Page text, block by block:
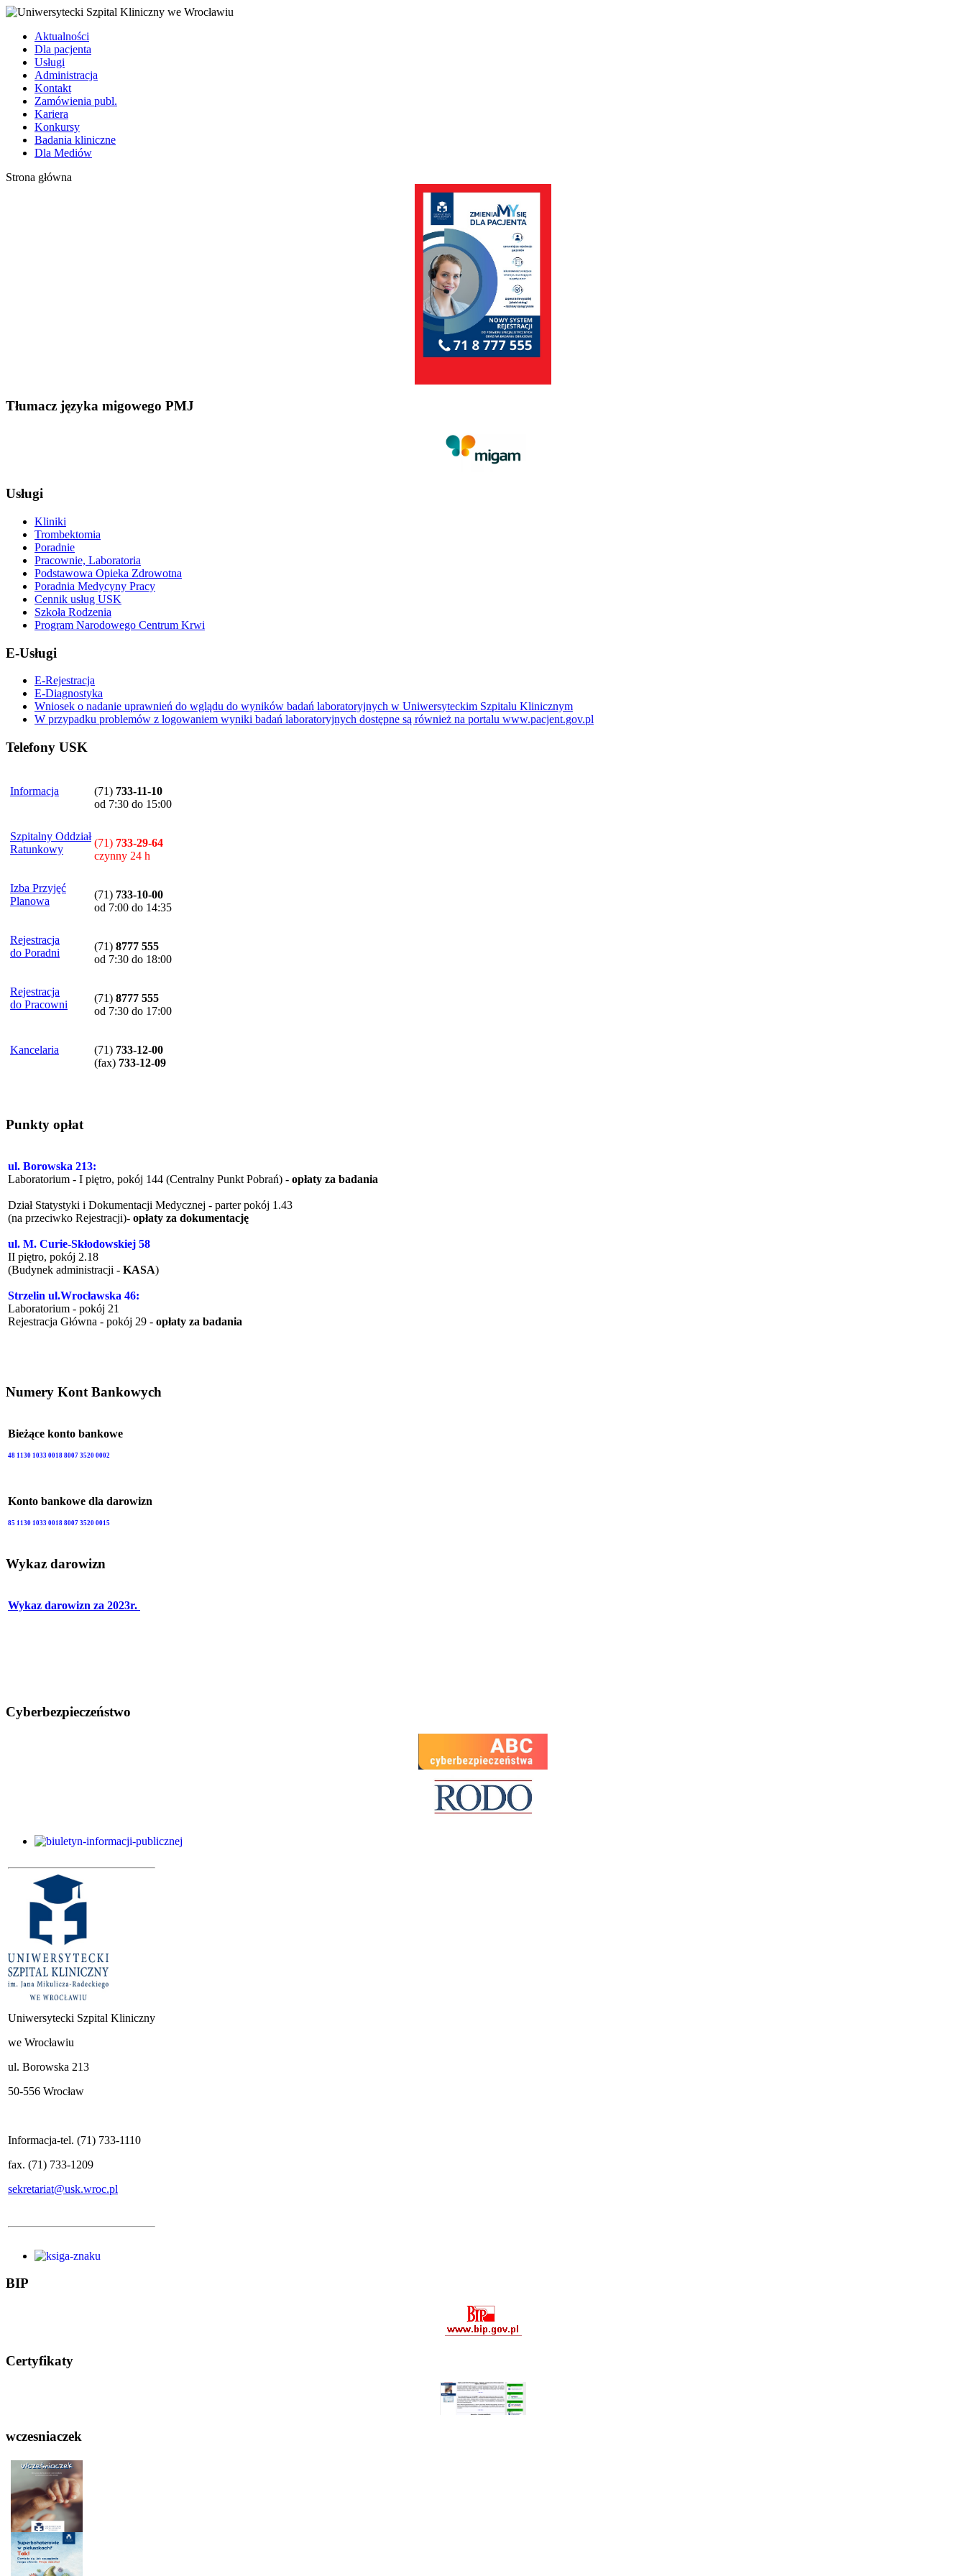
Aktualności
Dla pacjenta
Usługi
Administracja
Kontakt
Zamówienia publ.
Kariera
Konkursy
Badania kliniczne
Dla Mediów
Strona główna
Tłumacz języka migowego PMJ
Usługi
Kliniki
Trombektomia
Poradnie
Pracownie, Laboratoria
Podstawowa Opieka Zdrowotna
Poradnia Medycyny Pracy
Cennik usług USK
Szkoła Rodzenia
Program Narodowego Centrum Krwi
E-Usługi
E-Rejestracja
E-Diagnostyka
Wniosek o nadanie uprawnień do wglądu do wyników badań laboratoryjnych w Uniwersyteckim Szpitalu Klinicznym
W przypadku problemów z logowaniem wyniki badań laboratoryjnych dostępne są również na portalu www.pacjent.gov.pl
Telefony USK
Informacja (71) 733-11-10
od 7:30 do 15:00
Szpitalny Oddział
Ratunkowy
(71) 733-29-64
czynny 24 h
Izba Przyjęć
Planowa
(71) 733-10-00
od 7:00 do 14:35
Rejestracja
do Poradni
(71) 8777 555
od 7:30 do 18:00
Rejestracja
do Pracowni
(71) 8777 555
od 7:30 do 17:00
Kancelaria (71) 733-12-00
(fax) 733-12-09
Punkty opłat
ul. Borowska 213:
Laboratorium - I piętro, pokój 144 (Centralny Punkt Pobrań) - opłaty za badania
Dział Statystyki i Dokumentacji Medycznej - parter pokój 1.43
(na przeciwko Rejestracji)- opłaty za dokumentację
ul. M. Curie-Skłodowskiej 58
II piętro, pokój 2.18
(Budynek administracji - KASA)
Strzelin ul.Wrocławska 46:
Laboratorium - pokój 21
Rejestracja Główna - pokój 29 - opłaty za badania
Numery Kont Bankowych
Bieżące konto bankowe
48 1130 1033 0018 8007 3520 0002
Konto bankowe dla darowizn
85 1130 1033 0018 8007 3520 0015
Wykaz darowizn
Wykaz darowizn za 2023r.
Cyberbezpieczeństwo
Uniwersytecki Szpital Kliniczny
we Wrocławiu
ul. Borowska 213
50-556 Wrocław
Informacja-tel. (71) 733-1110
fax. (71) 733-1209
sekretariat@usk.wroc.pl
BIP
Certyfikaty
wczesniaczek